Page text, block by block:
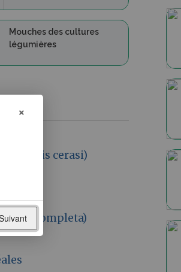
Mouches des cultures
légumières
cerasi)
completa)
×